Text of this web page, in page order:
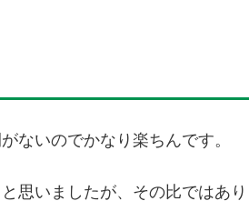
ないのでかなり楽ちんです。
思いましたが、その比ではあ